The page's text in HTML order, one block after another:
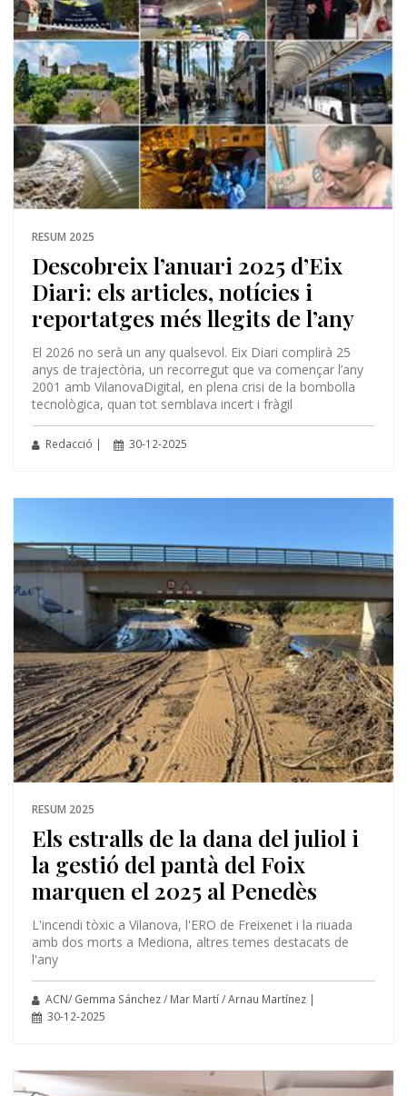
RESUM 2025
Descobreix l’anuari 2025 d’Eix
Diari: els articles, notícies i
reportatges més llegits de l’any
El 2026 no serà un any qualsevol. Eix Diari complirà 25
anys de trajectòria, un recorregut que va començar l’any
2001 amb VilanovaDigital, en plena crisi de la bombolla
tecnològica, quan tot semblava incert i fràgil
Redacció | 30-12-2025
RESUM 2025
Els estralls de la dana del juliol i
la gestió del pantà del Foix
marquen el 2025 al Penedès
L'incendi tòxic a Vilanova, l'ERO de Freixenet i la riuada
amb dos morts a Mediona, altres temes destacats de
l'any
ACN/ Gemma Sánchez / Mar Martí / Arnau Martínez |
30-12-2025